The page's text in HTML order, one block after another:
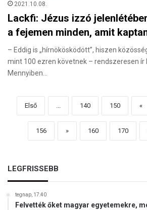
2021.10.08.
Lackfi: Jézus izzó
a fejemen minden, amit
– Eddig is „hírnökösködött”, hiszen
mint 100 ezren követnek – rendszeresen ír
Mennyiben…
Első ... 140 150 «
156 » 160 170
LEGFRISSEBB
tegnap, 17:40
Felvették őket magyar egyetemekre,